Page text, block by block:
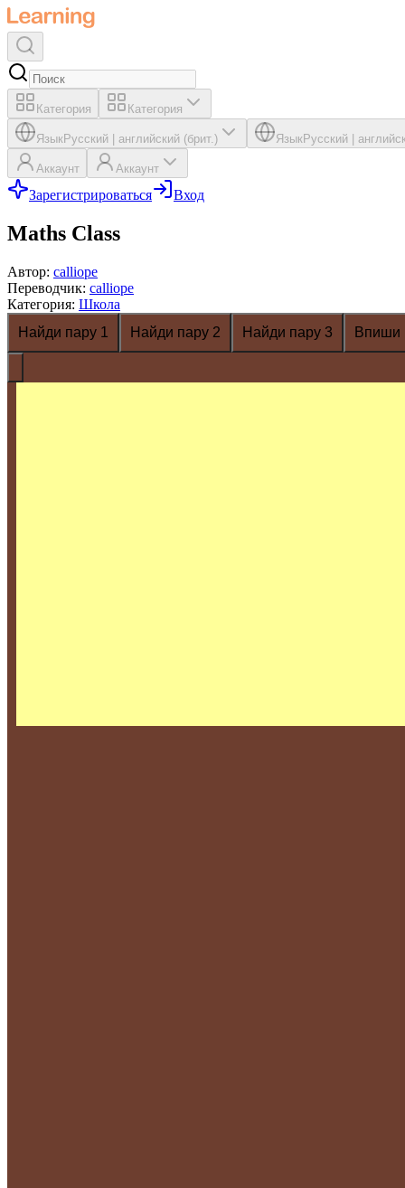
Категория Категория
ЯзыкРусский английский (брит.) ЯзыкРусский
Аккаунт Аккаунт
Зарегистрироваться Вход
Maths Class
Автор: calliope
Переводчик: calliope
Категория: Школа
Найди пару 1
Найди пару 2 Найди пару 3 Впиши